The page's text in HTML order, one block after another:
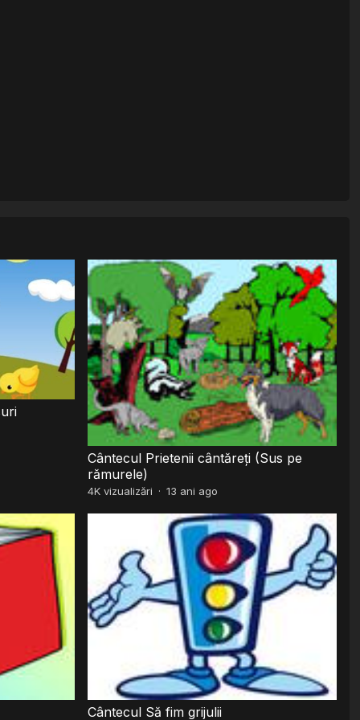
Cântecul Prietenii cântăreți (Sus pe
rămurele)
4K vizualizări · 13 ani ago
Cântecul Să fim grijulii